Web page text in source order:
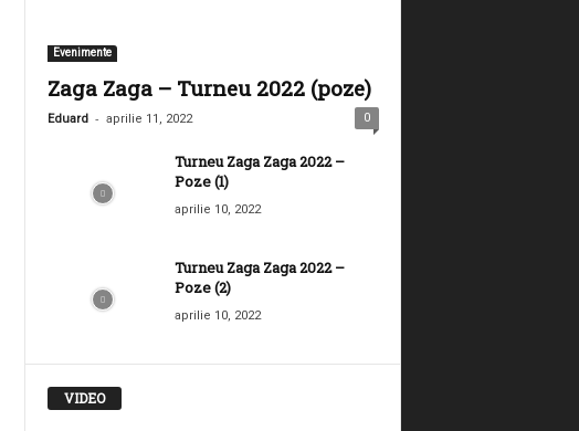
Evenimente
Zaga Zaga – Turneu 2022 (poze)
Eduard - aprilie 11, 2022 0
Turneu Zaga Zaga 2022 –
Poze (1)
aprilie 10, 2022
Turneu Zaga Zaga 2022 –
Poze (2)
aprilie 10, 2022
VIDEO